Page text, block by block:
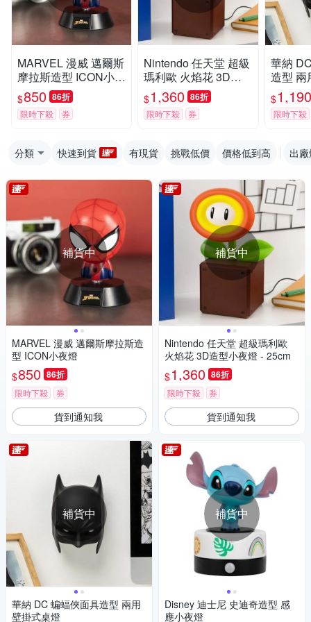
MARVEL 漫威 邁爾斯
摩拉斯造型 ICON小夜
燈
$850 86折
限時下殺 券
Nintendo 任天堂 超級
瑪利歐 火焰花 3D造
型小夜燈 - 25cm
$1,360 86折
限時下殺 券
華納
造型 兩
$1,190
限時下殺
分類 快速到貨 有現貨 挑戰低價 價格低到高 出
補貨中
MARVEL 漫威 邁爾斯摩拉斯造
型 ICON小夜燈
$850 86折
限時下殺 券
貨到通知我
補貨中
華納 DC 蝙蝠俠面具造型 兩用
壁掛式桌燈
補貨中
Nintendo 任天堂 超級瑪利歐
火焰花 3D造型小夜燈 - 25cm
$1,360 86折
限時下殺 券
貨到通知我
補貨中
Disney 迪士尼 史迪奇造型 感
應小夜燈